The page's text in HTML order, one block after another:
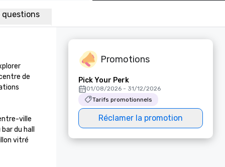
questions
de
ville
du hall
vitré
Promotions
Pick Your Perk
01/08/2026 - 31/12/2026
Tarifs promotionnels
Réclamer la promotion